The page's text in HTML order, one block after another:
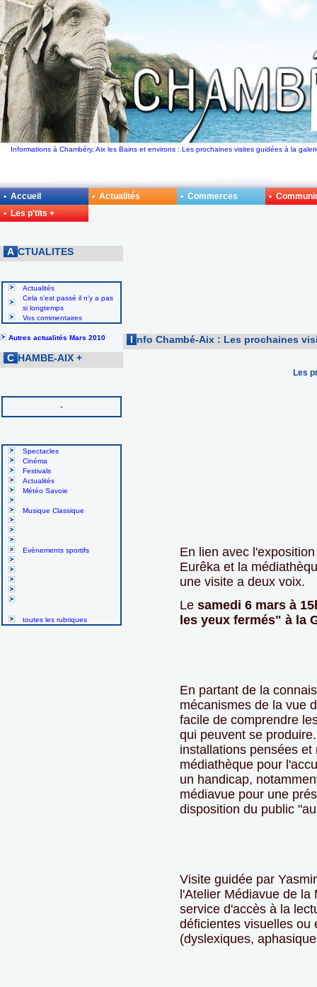
Informations à Chambéry, Aix les Bains et environs : Les prochaines visites guidées à la
A CTUALITES
Actualités
Cela s'est passé il n'y a pas
si longtemps
Vos commentaires
Autres actualités Mars 2010
C HAMBE-AIX +
-
Spectacles
Cinéma
Festivals
Actualités
Météo Savoie
Musique Classique
Evènements sportifs
toutes les rubriques
I nfo Chambé-Aix : Les prochaines
Les
En lien avec
Eurêka et la
une visite a deux voix.
Le samedi 6 mars à
les yeux fermés" à la
En partant de la
mécanismes de la vue
facile de comprendre
qui peuvent se
installations pensées
médiathèque pour
un handicap,
médiavue pour une
disposition du public
Visite guidée par
l'Atelier Médiavue de
service d'accès à la
déficientes visuelles ou
(dyslexiques,
• Accueil • Actualités • Commerces
•
• Les p'tits +